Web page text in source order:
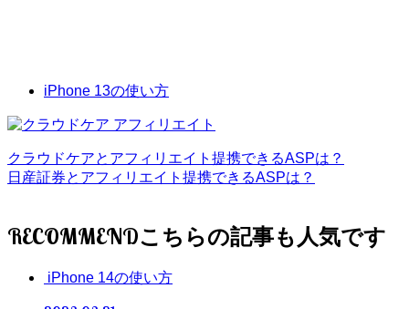
iPhone 13の使い方
クラウドケアとアフィリエイト提携できるASPは？
日産証券とアフィリエイト提携できるASPは？
RECOMMEND
iPhone 14の使い方